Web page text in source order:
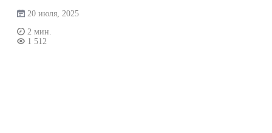
20 июля, 2025
2 мин.
1 512